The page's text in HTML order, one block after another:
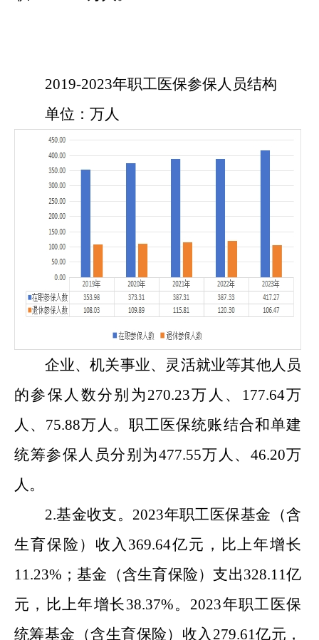
2019-2023年职工医保参保人员结构
单位：万人
企业、机关事业、灵活就业等其他人员
的参保人数分别为 270.23万人、 177.64万
人、 75.88万人。职工医保统账结合和单建
统筹参保人员分别为477.55万人、 46.20万
人。
2.基金收支。2023年职工医保基金（含
生育保险）收入369.64亿元，比上年增长
11.23%；基金（含生育保险）支出328.11亿
元，比上年增长38.37%。2023年职工医保
统筹基金（含生育保险）收入279.61亿元，